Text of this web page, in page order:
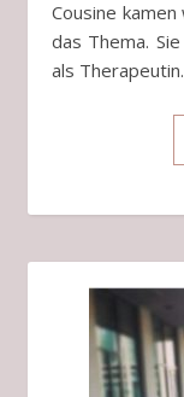
Cousine
das Thema.
als